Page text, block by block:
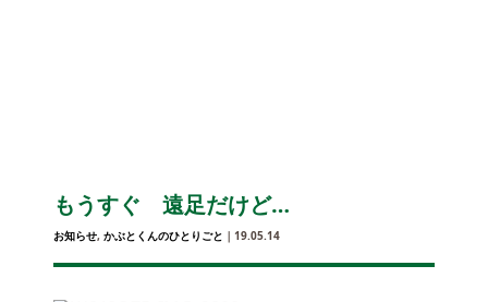
もうすぐ 遠足だけど…
お知らせ, かぶとくんのひとりごと ｜19.05.14